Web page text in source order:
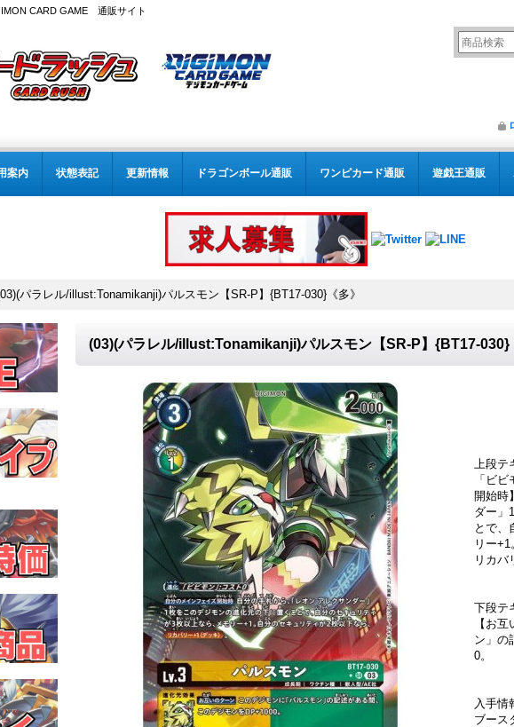
CARD GAME 通販サイト
案内 状態表記 更新情報 ドラゴンボール通販 ワンピカード通販 遊戯王通販
パラレル/illust:Tonamikanji)パルスモン【SR-P】{BT17-030}《多》
(03)(パラレル/illust:Tonamikanji)パルスモン【SR-P】{BT17-030}
上段テ
「ビ
開始時
ダー」
とで、
リー
リカ
下段テ
【お
ン」の
0。
入手情
ブース